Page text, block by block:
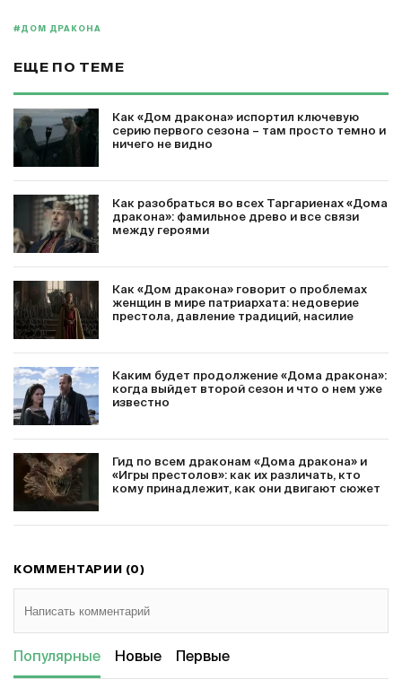
#ДОМ ДРАКОНА
ЕЩЕ ПО ТЕМЕ
Как «Дом дракона» испортил ключевую
серию первого сезона – там просто темно и
ничего не видно
Как разобраться во всех Таргариенах «Дома
дракона»: фамильное древо и все связи
между героями
Как «Дом дракона» говорит о проблемах
женщин в мире патриархата: недоверие
престола, давление традиций, насилие
Каким будет продолжение «Дома дракона»:
когда выйдет второй сезон и что о нем уже
известно
Гид по всем драконам «Дома дракона» и
«Игры престолов»: как их различать, кто
кому принадлежит, как они двигают сюжет
КОММЕНТАРИИ (0)
Популярные Новые Первые